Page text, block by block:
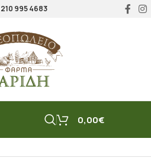
210 995 4683
0,00€